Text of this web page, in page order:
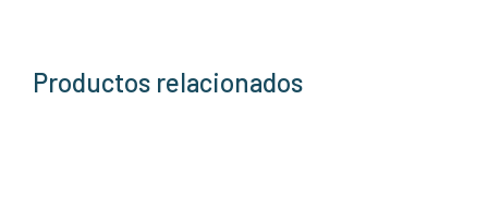
Productos relacionados